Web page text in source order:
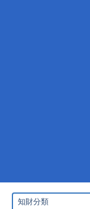
知財分類